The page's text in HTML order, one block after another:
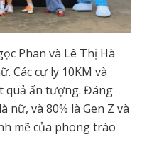
Phan và Lê Thị Hà
Các cự ly 10KM và
quả ấn tượng. Đáng
nữ, và 80% là Gen Z và
mẽ của phong trào